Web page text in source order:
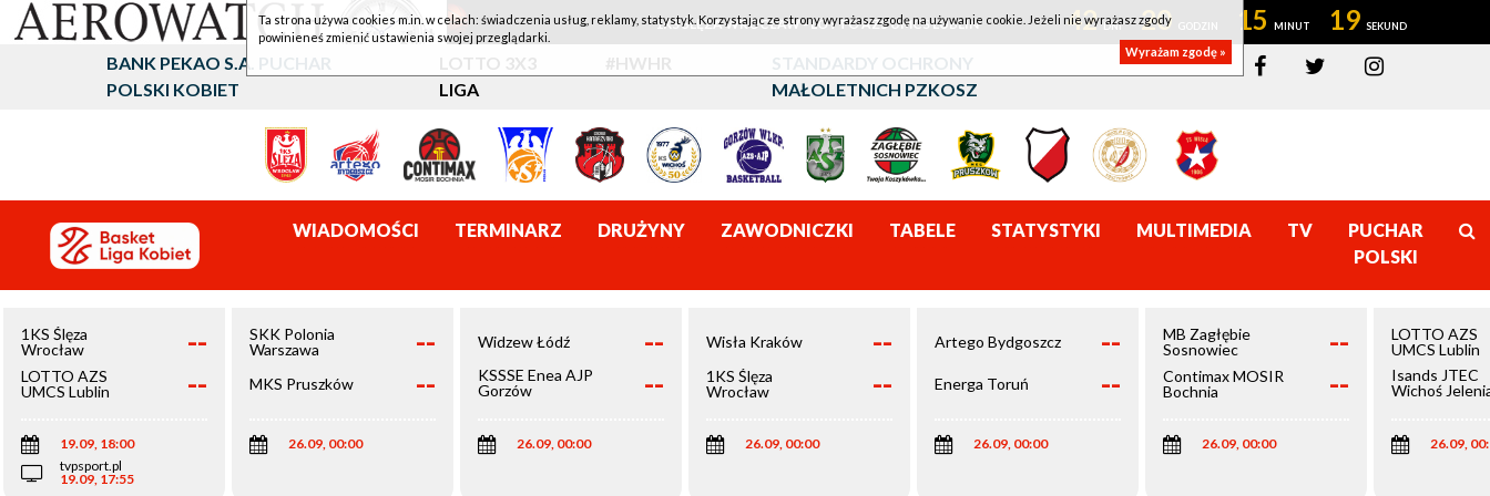
1KS ŚLĘZA WROCŁAW - LOTTO AZS UMCS LUBLIN 42 20 15 19
BANK PEKAO S.A. PUCHAR
POLSKI KOBIET
LOTTO 3X3
LIGA
#HWHR
STANDARDY OCHRONY
MAŁOLETNICH PZKOSZ
WIADOMOŚCI TERMINARZ DRUŻYNY ZAWODNICZKI TABELE STATYSTYKI MULTIMEDIA TV
PUCHAR
POLSKI
1KS Ślęza
Wrocław
--
LOTTO AZS
UMCS Lublin
--
19.09, 18:00
tvpsport.pl
19.09, 17:55
SKK Polonia
Warszawa
--
MKS Pruszków --
26.09, 00:00
Widzew Łódź --
KSSSE Enea AJP
Gorzów
--
26.09, 00:00
Wisła Kraków --
1KS Ślęza
Wrocław
--
26.09, 00:00
Artego Bydgoszcz --
Energa Toruń --
26.09, 00:00
MB Zagłębie
Sosnowiec
--
Contimax MOSIR
Bochnia
--
26.09, 00:00
LOTTO AZS
UMCS Lublin
Isands JTEC
Wichoś
26.09,
Ta strona używa cookies m.in. w celach: świadczenia usług, reklamy, statystyk. Korzystając ze strony wyrażasz zgodę na używanie cookie. Jeżeli nie wyrażasz zgody
powinieneś zmienić ustawienia swojej przeglądarki.
Wyrażam zgodę »